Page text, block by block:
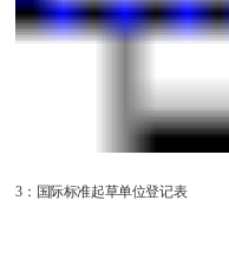
3：国际标准起草单位登记表